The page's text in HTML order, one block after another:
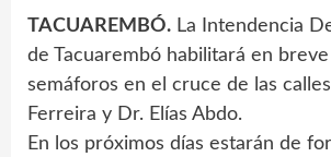
TACUAREMBÓ. La Intendencia
de Tacuarembó habilitará en
semáforos en el cruce de las
Ferreira y Dr. Elías Abdo.
En los próximos días estarán de